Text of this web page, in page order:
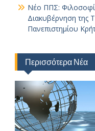
Νέο ΠΠΣ:
Διακυβέρνηση της
Πανεπιστημίου
Περισσότερα Νέα